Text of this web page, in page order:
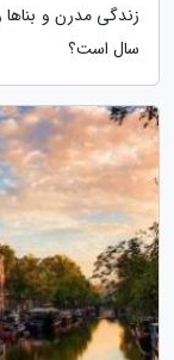
زندگی مدرن و بناها
سال است؟